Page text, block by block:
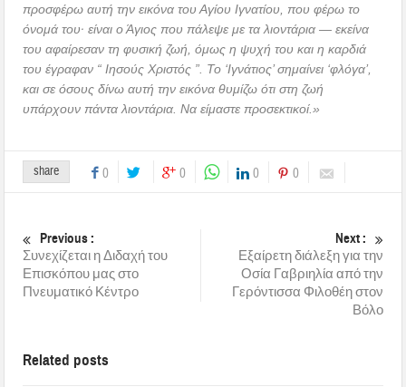
προσφέρω αυτή την εικόνα του Αγίου Ιγνατίου, που φέρω το
όνομά του· είναι ο Άγιος που πάλεψε με τα λιοντάρια — εκείνα
του αφαίρεσαν τη φυσική ζωή, όμως η ψυχή του και η καρδιά
του έγραφαν “ Ιησούς Χριστός ”. Το ‘Ιγνάτιος’ σημαίνει ‘φλόγα’,
και σε όσους δίνω αυτή την εικόνα θυμίζω ότι στη ζωή
υπάρχουν πάντα λιοντάρια. Να είμαστε προσεκτικοί.»
share 0 0 0 0
Previous :
Συνεχίζεται η Διδαχή του
Επισκόπου μας στο
Πνευματικό Κέντρο
Next :
Εξαίρετη διάλεξη για την
Οσία Γαβριηλία από την
Γερόντισσα Φιλοθέη στον
Βόλο
Related posts